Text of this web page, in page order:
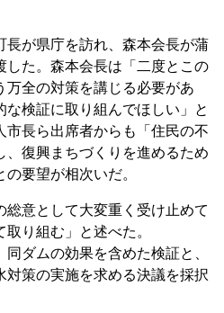
が県庁を訪れ、森本会長が蒲
した。森本会長は「二度とこの
万全の対策を講じる必要があ
な検証に取り組んでほしい」と
市長ら出席者からも「住民の不
、復興まちづくりを進めるため
要望が相次いだ。
意として大変重く受け止めて
り組む」と述べた。
ダムの効果を含めた検証と、
対策の実施を求める決議を採択